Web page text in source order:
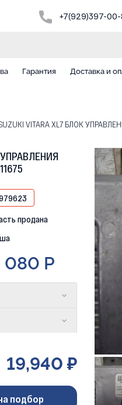
+7(929)397-
Гарантия Доставка и
VITARA XL7 БЛОК
УПРАВЛЕНИЯ
продана
080 Р
19,940 ₽
подбор